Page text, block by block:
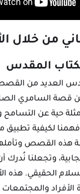
من خلال
المقدس
العديد من
قصة السامري
حية عن
لكيفية تطبيق
هذه القصص
وتجعلنا نُدرك
الحقيقي. هذه
الأفراد والمجتمعات